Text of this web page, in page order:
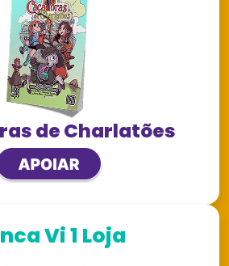
de Charlatões
Vi 1 Loja